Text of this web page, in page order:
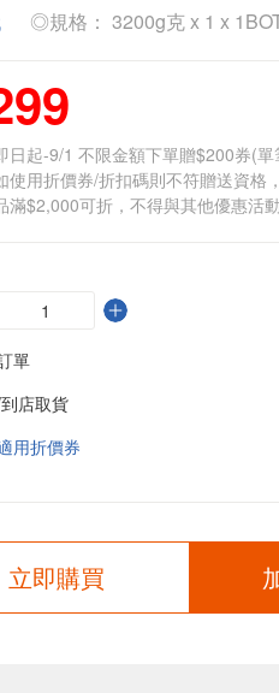
◎規格： 3200g克 x 1 x
日起-9/1 不限金額下單贈$200券(
使用折價券/折扣碼則不符贈送資格
滿$2,000可折，不得與其他優惠活
單
店取貨
用折價券
立即購買